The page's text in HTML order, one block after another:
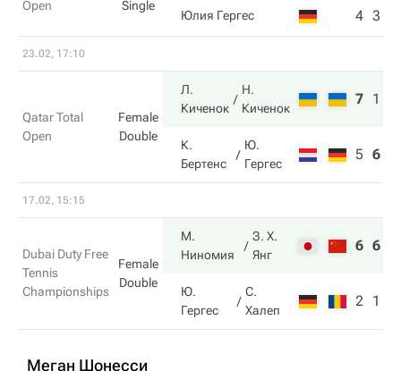
Open Single
Юлия Гергес 4 3
23.02, 17:10
Qatar Total
Open
Female
Double
Л.
Киченок
Н.
Киченок
7 1
К.
Бертенс
Ю.
Гергес
5 6
17.02, 15:15
Dubai Duty Free
Tennis
Championships
Female
Double
М.
Ниномия
З. Х.
Янг
6 6
Ю.
Гергес
С.
Халеп
2 1
Меган Шонесси